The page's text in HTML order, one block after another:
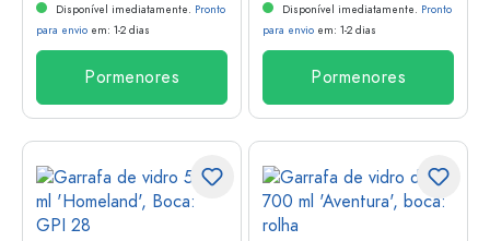
Disponível imediatamente. Pronto
para envio em: 1-2 dias
Pormenores
Disponível imediatamente. Pronto
para envio em: 1-2 dias
Pormenores